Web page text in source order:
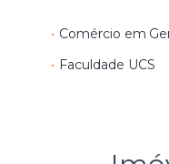
• Comércio em
• Faculdade UCS